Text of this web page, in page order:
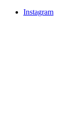
Instagram